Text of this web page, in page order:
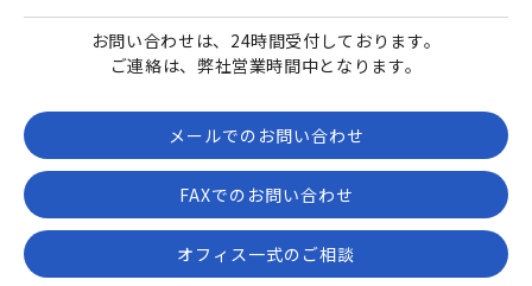
お問い合わせは、24時間受付しております。
ご連絡は、弊社営業時間中となります。
メールでのお問い合わせ
FAXでのお問い合わせ
オフィス一式のご相談